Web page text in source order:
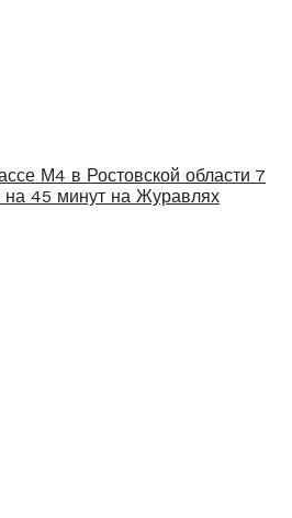
М4 в Ростовской области 7
на 45 минут на Журавлях